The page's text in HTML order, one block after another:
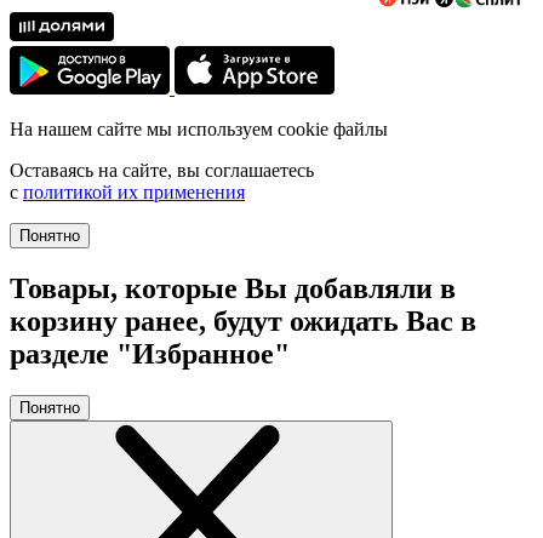
На нашем сайте мы используем cookie файлы
Оставаясь на сайте, вы соглашаетесь
с политикой их применения
Понятно
Товары, которые Вы добавляли в
корзину ранее, будут ожидать Вас в
разделе "Избранное"
Понятно